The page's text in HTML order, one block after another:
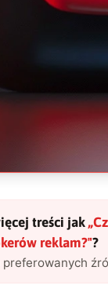
treści jak „
reklam?"?
preferowanych